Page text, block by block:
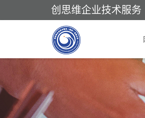
创思维企业技术服务